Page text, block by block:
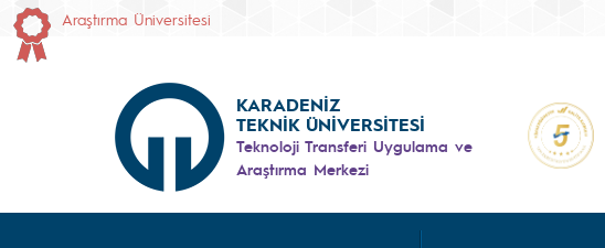
Araştırma Üniversitesi
KARADENİZ
TEKNİK ÜNİVERSİTESİ
Teknoloji Transferi Uygulama ve
Araştırma Merkezi